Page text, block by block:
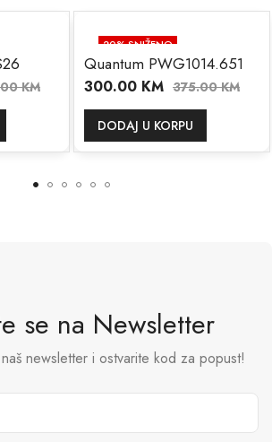
KM
20% SNIŽENO
Quantum PWG1014.651
300.00 KM 375.00KM
DODAJ U KORPU
se na Newsletter
newsletter i ostvarite kod za popust!